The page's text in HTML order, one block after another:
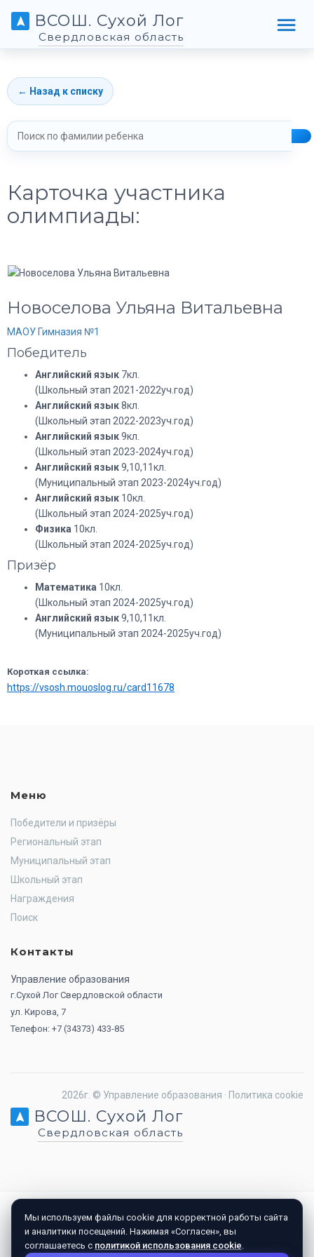
ВСОШ. Сухой Лог
Свердловская область
← Назад к списку
Карточка участника
олимпиады:
Новоселова Ульяна Витальевна
МАОУ Гимназия №1
Победитель
Английский язык 7кл.
(Школьный этап 2021-2022уч.год)
Английский язык8кл.
(Школьный этап 2022-2023уч.год)
Английский язык9кл.
(Школьный этап 2023-2024уч.год)
Английский язык9,10,11кл.
(Муниципальный этап 2023-2024уч.год)
Английский язык 10кл.
(Школьный этап 2024-2025уч.год)
Физика 10кл.
(Школьный этап 2024-2025уч.год)
Призёр
Математика 10кл.
(Школьный этап 2024-2025уч.год)
Английский язык9,10,11кл.
(Муниципальный этап 2024-2025уч.год)
Короткая ссылка:
https://vsosh.mouoslog.ru/card11678
Меню
Победители и призёры
Региональный этап
Муниципальный этап
Школьный этап
Награждения
Поиск
Контакты
Управление образования
г.Сухой Лог Свердловской области
ул. Кирова, 7
Телефон: +7 (34373) 433-85
2026г. © Управление образования · Политика cookie
ВСОШ. Сухой Лог
Свердловская область
Мы используем файлы cookie для корректной работы сайта
и аналитики посещений. Нажимая «Согласен», вы
соглашаетесь с политикой использования cookie.